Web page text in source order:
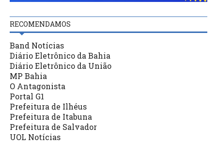
RECOMENDAMOS
Band Notícias
Diário Eletrônico da Bahia
Diário Eletrônico da União
MP Bahia
O Antagonista
Portal G1
Prefeitura de Ilhéus
Prefeitura de Itabuna
Prefeitura de Salvador
UOL Notícias